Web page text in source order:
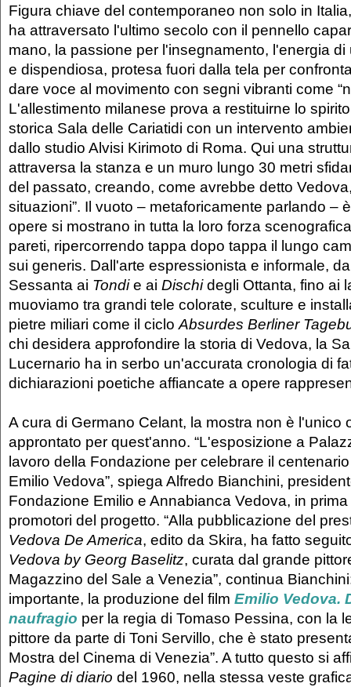
Figura chiave del contemporaneo non solo in
ha attraversato l'ultimo secolo con il pennello
mano, la passione per l'insegnamento, l'energia di
e dispendiosa, protesa fuori dalla tela per
dare voce al movimento con segni vibranti come
L'allestimento milanese prova a restituirne lo
storica Sala delle Cariatidi con un intervento
dallo studio Alvisi Kirimoto di Roma. Qui una
attraversa la stanza e un muro lungo 30 metri
del passato, creando, come avrebbe detto
situazioni”. Il vuoto – metaforicamente parlando –
opere si mostrano in tutta la loro forza
pareti, ripercorrendo tappa dopo tappa il lungo
sui generis. Dall'arte espressionista e informale,
Sessanta ai Tondie ai Dischidegli Ottanta, fino ai
muoviamo tra grandi tele colorate, sculture e
pietre miliari come il ciclo Absurdes Berliner
chi desidera approfondire la storia di Vedova, la
Lucernario ha in serbo un'accurata cronologia di
dichiarazioni poetiche affiancate a opere
A cura di Germano Celant, la mostra non è l'unico
approntato per quest'anno. “L'esposizione a
lavoro della Fondazione per celebrare il
Emilio Vedova”, spiega Alfredo Bianchini,
Fondazione Emilio e Annabianca Vedova, in
promotori del progetto. “Alla pubblicazione del
Vedova De America, edito da Skira, ha fatto
Vedova by Georg Baselitz, curata dal grande
Magazzino del Sale a Venezia”, continua
importante, la produzione del film Emilio Vedova.
naufragio per la regia di Tomaso Pessina, con la
pittore da parte di Toni Servillo, che è stato
Mostra del Cinema di Venezia”. A tutto questo si
Pagine di diario del 1960, nella stessa veste